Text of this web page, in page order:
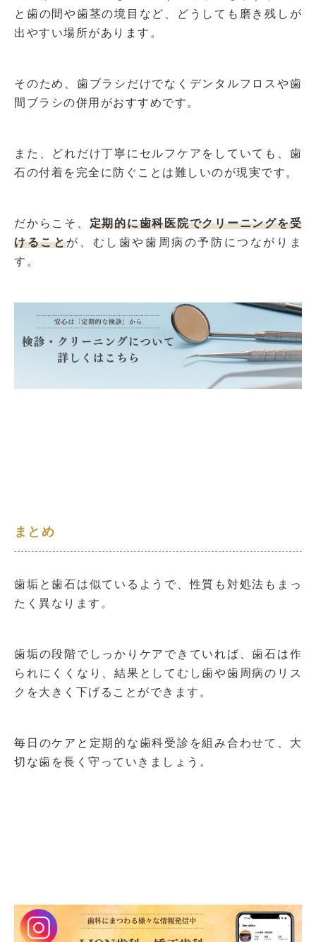
と歯の間や歯茎の境目など、どうしても磨き残しが
出やすい場所があります。
そのため、歯ブラシだけでなくデンタルフロスや歯
間ブラシの併用がおすすめです。
また、どれだけ丁寧にセルフケアをしていても、歯
石の付着を完全に防ぐことは難しいのが現実です。
だからこそ、 定期的に歯科医院でクリーニングを受
けることが、むし歯や歯周病の予防につながりま
す。
まとめ
歯垢と歯石は似ているようで、性質も対処法もまっ
たく異なります。
歯垢の段階でしっかりケアできていれば、歯石は作
られにくくなり、結果としてむし歯や歯周病のリス
クを大きく下げることができます。
毎日のケアと定期的な歯科受診を組み合わせて、大
切な歯を長く守っていきましょう。